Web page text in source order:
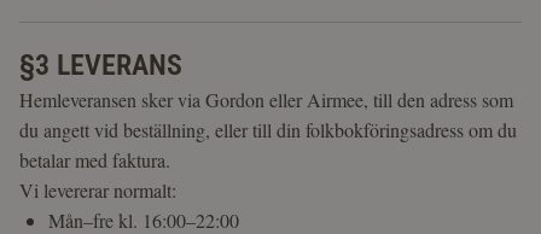
§3 LEVERANS
Hemleveransen sker via Gordon eller Airmee, till den adress som
du angett vid beställning, eller till din folkbokföringsadress om du
betalar med faktura.
Vi levererar normalt:
Mån–fre kl. 16:00–22:00